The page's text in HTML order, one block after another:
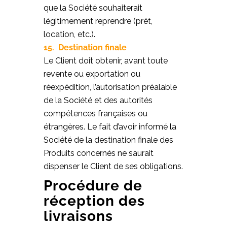
que la Société souhaiterait
légitimement reprendre (prêt,
location, etc.).
15. Destination finale
Le Client doit obtenir, avant toute
revente ou exportation ou
réexpédition, l’autorisation préalable
de la Société et des autorités
compétences françaises ou
étrangères. Le fait d’avoir informé la
Société de la destination finale des
Produits concernés ne saurait
dispenser le Client de ses obligations.
Procédure de
réception des
livraisons